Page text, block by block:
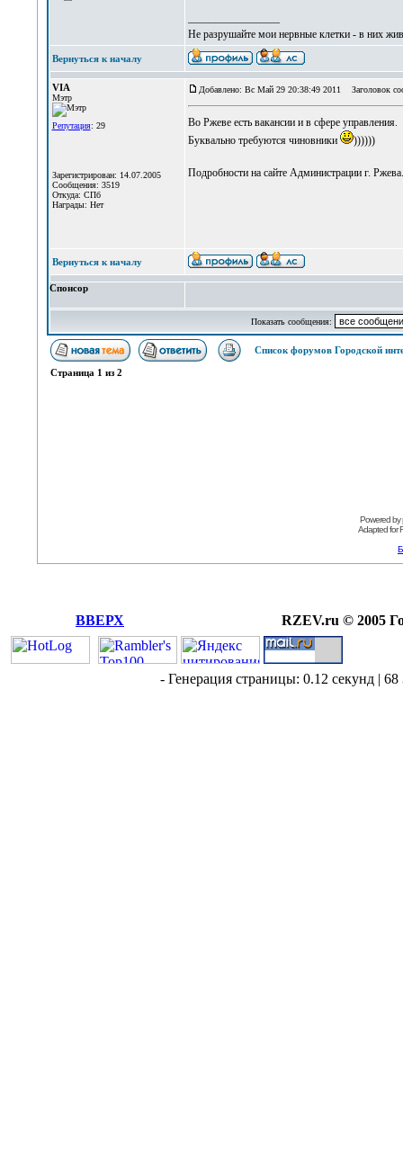
Не разрушайте мои нервные клетки - в них
Вернуться к началу
VIA
Мэтр
Репутация: 29
Зарегистрирован: 14.07.2005
Сообщения: 3519
Откуда: СПб
Награды: Нет
Добавлено: Вс Май 29 20:38:49 2011 Заголовок
Во Ржеве есть вакансии и в сфере управления.
Буквально требуются чиновники
))))))
Подробности на сайте Администрации г. Ржева.
Вернуться к началу
Спонсор
Показать сообщения:
Список форумов Городской
Страница 1 из2
Powered by
Adapted for
ВВЕРХ RZEV.ru © 2005
- Генерация страницы: 0.12 секунд |